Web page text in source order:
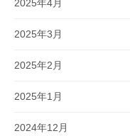
2025年4月
2025年3月
2025年2月
2025年1月
2024年12月